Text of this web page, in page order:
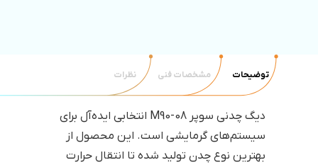
توضیحات مشخصات فنی نظرات
دیگ چدنی سوپر M90-08 انتخابی ایده‌آل برای
سیستم‌های گرمایشی است. این محصول از
بهترین نوع چدن تولید شده تا انتقال حرارت